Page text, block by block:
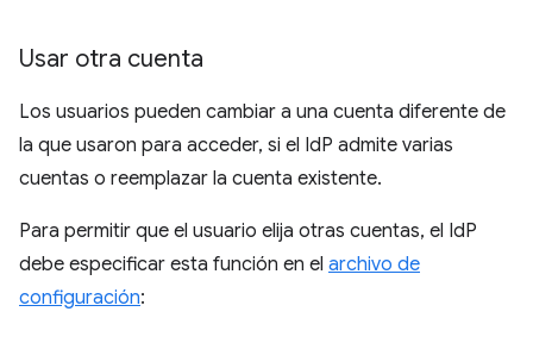
Usar otra cuenta
Los usuarios pueden cambiar a una cuenta diferente de
la que usaron para acceder, si el IdP admite varias
cuentas o reemplazar la cuenta existente.
Para permitir que el usuario elija otras cuentas, el IdP
debe especificar esta función en el archivo de
configuración: